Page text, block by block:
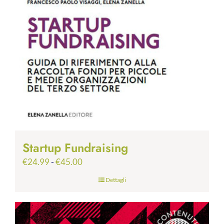
Startup Fundraising
€24.99-€45.00Fascia
€24.99
Dettagli